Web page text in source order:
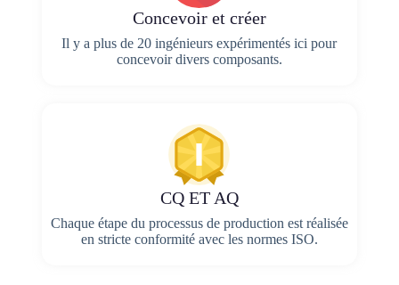
Concevoir et créer
Il y a plus de 20 ingénieurs expérimentés ici pour
concevoir divers composants.
CQ ET AQ
Chaque étape du processus de production est réalisée
en stricte conformité avec les normes ISO.